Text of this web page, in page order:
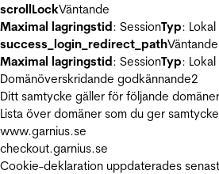
scrollLockVäntande
Maximal lagringstid: SessionTyp: Lokal
success_login_redirect_pathVäntande
Maximal lagringstid: SessionTyp: Lokal
Domänöverskridande godkännande2
Ditt samtycke gäller för följande
Lista över domäner som du ger
www.garnius.se
checkout.garnius.se
Cookie-deklaration uppdaterades